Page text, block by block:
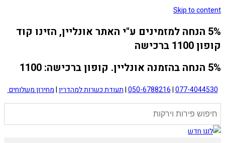
Skip to content
5% הנחה למזמינים ע"י האתר אונליין, הזינו קוד
קופון 1100 ברכישה
5% הנחה בהזמנה אונליין. קופון ברכישה: 1100
077-4044530
|
050-6788216
|תעודת כשרות למהדרין|מחירון משלוחים